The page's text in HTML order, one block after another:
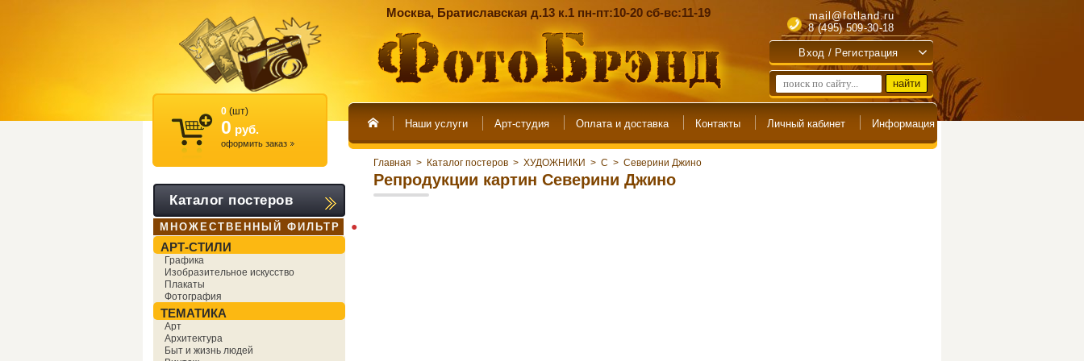
Москва, Братиславская д.13 к.1 пн-пт:10-20 сб-вс:11-19
mail@fotland.ru
8 (495) 509-30-18
Вход / Регистрация
0 (шт)
0 руб.
оформить заказ
Наши услуги Арт-студия
Главная > Каталог постеров > ХУДОЖНИКИ > С > Северини Джино
Репродукции картин Северини Джино
Каталог постеров
МНОЖЕСТВЕННЫЙ ФИЛЬТР ●
АРТ-СТИЛИ
Графика
Изобразительное искусство
Плакаты
Фотография
ТЕМАТИКА
Арт
Архитектура
Быт и жизнь людей